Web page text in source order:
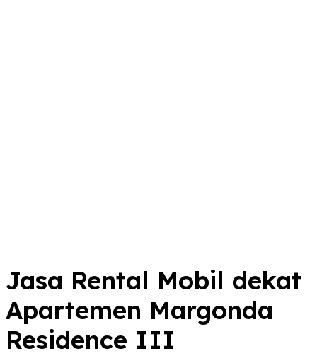
Jasa Rental Mobil dekat
Apartemen Margonda
Residence III